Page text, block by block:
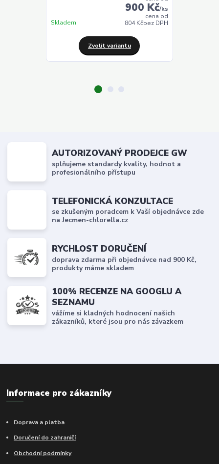
900 Kč/ks
cena od
804 Kčbez DPH
Skladem
Zvolit variantu
AUTORIZOVANÝ PRODEJCE GW
splňujeme standardy kvality, hodnot a
profesionálního přístupu
TELEFONICKÁ KONZULTACE
se zkušeným poradcem k Vaší objednávce zde
na Jecmen-chlorella.cz
RYCHLOST DORUČENÍ
doprava zdarma při objednávce nad 900 Kč,
produkty máme skladem
100% RECENZE NA GOOGLU A
SEZNAMU
vážíme si kladných hodnocení našich
zákazníků, které jsou pro nás závazkem
Informace pro zákazníky
Doprava a platba
Doručení do zahraničí
Obchodní podmínky